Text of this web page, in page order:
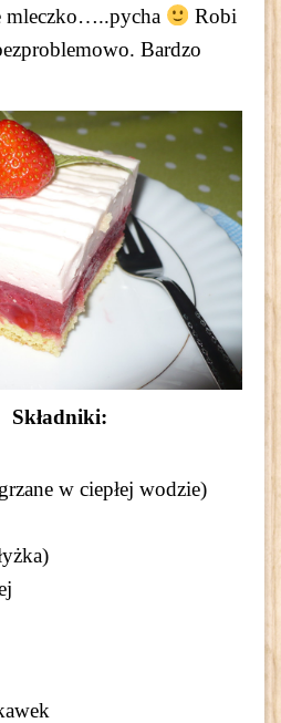
mleczko…..pycha
Robi
Bardzo
w ciepłej wodzie)